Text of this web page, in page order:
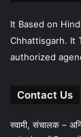
It Based on
Chhattisgarh. It
authorized
Contact Us
स्वामी, संचालक –